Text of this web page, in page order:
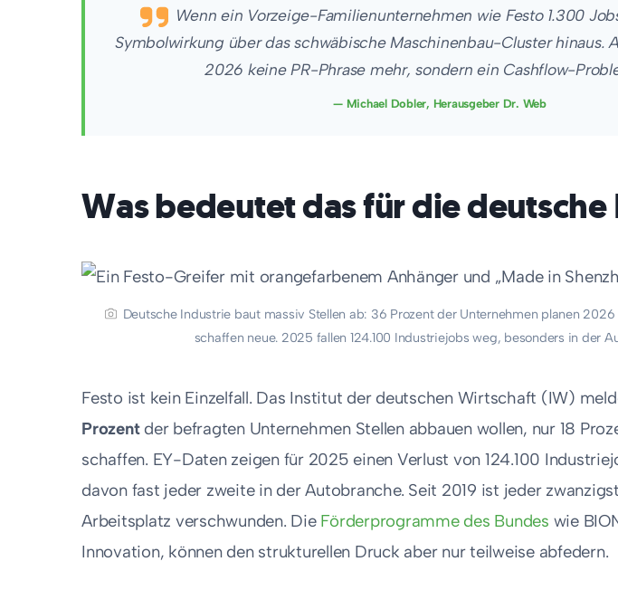
Wenn ein Vorzeige-Familienunternehmen wie Festo 1.300
Symbolwirkung über das schwäbische Maschinenbau-Cluster hinaus.
2026 keine PR-Phrase mehr, sondern ein Cashflow-
— Michael Dobler, Herausgeber Dr. Web
Was bedeutet das für die
Deutsche Industrie baut massiv Stellen ab: 36 Prozent der Unternehmen planen 2026
schaffen neue. 2025 fallen 124.100 Industriejobs weg, besonders in der
Festo ist kein Einzelfall. Das Institut der deutschen Wirtschaft (IW)
Prozentder befragten Unternehmen Stellen abbauen wollen, nur 18
schaffen. EY-Daten zeigen für 2025 einen Verlust von 124.100
davon fast jeder zweite in der Autobranche. Seit 2019 ist jeder
Arbeitsplatz verschwunden. Die Förderprogramme des Bundes wie
Innovation, können den strukturellen Druck aber nur teilweise abfedern.